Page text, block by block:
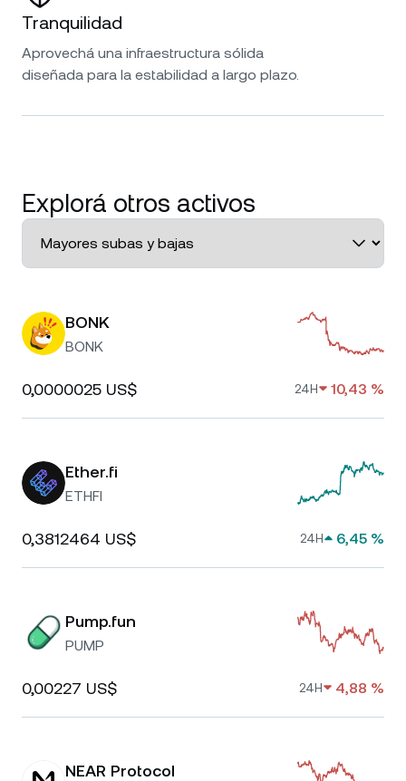
Tranquilidad
Aprovechá una infraestructura sólida
diseñada para la estabilidad a largo plazo.
Explorá otros activos
BONK
BONK
0,0000025 US$ 24H 10,43 %
Ether.fi
ETHFI
0,3812464 US$ 24H 6,45 %
Pump.fun
PUMP
0,00227 US$ 24H 4,88 %
NEAR Protocol